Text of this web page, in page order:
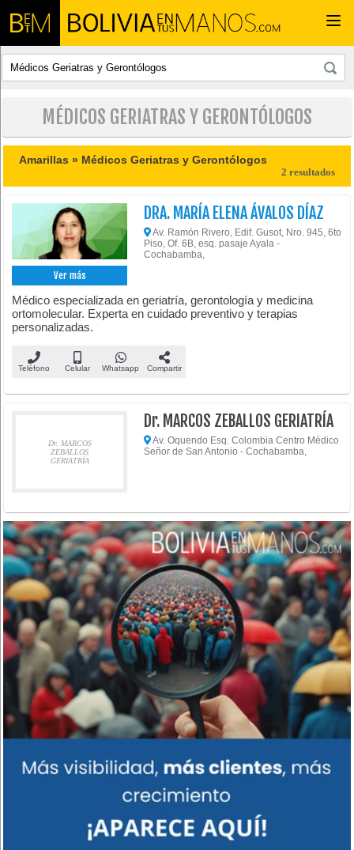
MÉDICOS GERIATRAS Y GERONTÓLOGOS
Amarillas » Médicos Geriatras y Gerontólogos
2 resultados
Ver más
DRA. MARÍA ELENA ÁVALOS DÍAZ
Av. Ramón Rivero, Edif. Gusot, Nro. 945, 6to
Piso, Of. 6B, esq. pasaje Ayala -
Cochabamba,
Médico especializada en geriatría, gerontología y medicina
ortomolecular. Experta en cuidado preventivo y terapias
personalizadas.
Teléfono Celular Whatsapp Compartir
Dr. MARCOS
ZEBALLOS
GERIATRÍA
Dr. MARCOS ZEBALLOS GERIATRÍA
Av. Oquendo Esq. Colombia Centro Médico
Señor de San Antonio - Cochabamba,